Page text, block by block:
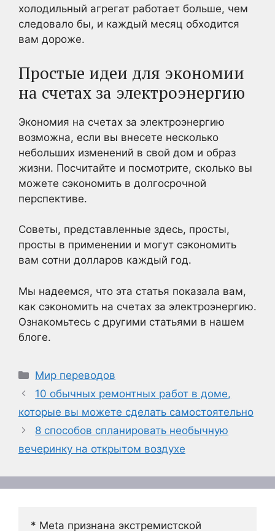
холодильный агрегат работает больше, чем
следовало бы, и каждый месяц обходится
вам дороже.
Простые идеи для экономии
на счетах за электроэнергию
Экономия на счетах за электроэнергию
возможна, если вы внесете несколько
небольших изменений в свой дом и образ
жизни. Посчитайте и посмотрите, сколько вы
можете сэкономить в долгосрочной
перспективе.
Советы, представленные здесь, просты,
просты в применении и могут сэкономить
вам сотни долларов каждый год.
Мы надеемся, что эта статья показала вам,
как сэкономить на счетах за электроэнергию.
Ознакомьтесь с другими статьями в нашем
блоге.
Рубрики
Мир переводов
10 обычных ремонтных работ в доме,
которые вы можете сделать самостоятельно
8 способов спланировать необычную
вечеринку на открытом воздухе
* Meta признана экстремистской